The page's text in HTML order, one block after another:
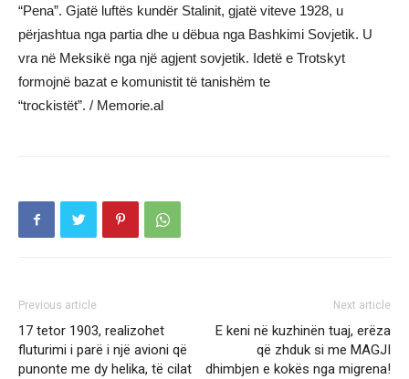
“Pena”. Gjatë luftës kundër Stalinit, gjatë viteve 1928, u
përjashtua nga partia dhe u dëbua nga Bashkimi Sovjetik. U
vra në Meksikë nga një agjent sovjetik. Idetë e Trotskyt
formojnë bazat e komunistit të tanishëm te
“trockistët”. / Memorie.al
Previous article
17 tetor 1903, realizohet
fluturimi i parë i një avioni që
punonte me dy helika, të cilat
Next article
E keni në kuzhinën tuaj, erëza
që zhduk si me MAGJI
dhimbjen e kokës nga migrena!